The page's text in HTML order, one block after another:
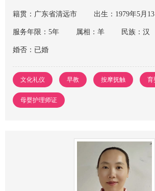
籍贯：广东省清远市 出生：1979年5月13
服务年限：5年 属相：羊 民族：汉
婚否：已婚
文化礼仪 早教 按摩抚触 育
母婴护理师证